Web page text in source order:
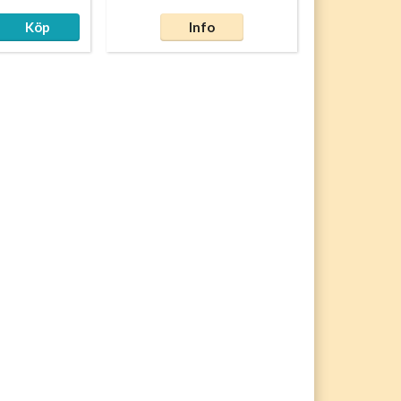
Köp Info